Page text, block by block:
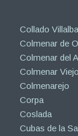
Collado Villalba
Colmenar de
Colmenar del
Colmenar Viejo
Colmenarejo
Corpa
Coslada
Cubas de la